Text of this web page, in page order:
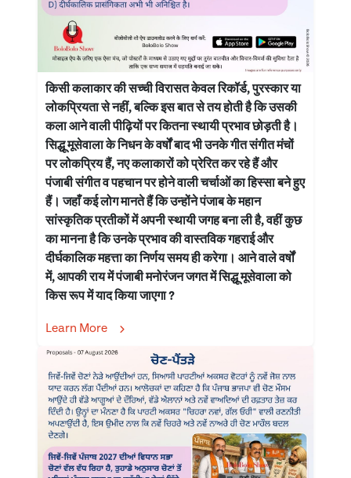
किसी कलाकार की सच्ची विरासत केवल रिकॉर्ड, पुरस्कार या
लोकप्रियता से नहीं, बल्कि इस बात से तय होती है कि उसकी
कला आने वाली पीढ़ियों पर कितना स्थायी प्रभाव छोड़ती है।
सिद्धू मूसेवाला के निधन के वर्षों बाद भी उनके गीत संगीत मंचों
पर लोकप्रिय हैं, नए कलाकारों को प्रेरित कर रहे हैं और
पंजाबी संगीत व पहचान पर होने वाली चर्चाओं का हिस्सा बने हुए
हैं। जहाँ कई लोग मानते हैं कि उन्होंने पंजाब के महान
सांस्कृतिक प्रतीकों में अपनी स्थायी जगह बना ली है, वहीं कुछ
का मानना है कि उनके प्रभाव की वास्तविक गहराई और
दीर्घकालिक महत्ता का निर्णय समय ही करेगा। आने वाले वर्षों
में, आपकी राय में पंजाबी मनोरंजन जगत में सिद्धू मूसेवाला को
किस रूप में याद किया जाएगा ?
Learn More